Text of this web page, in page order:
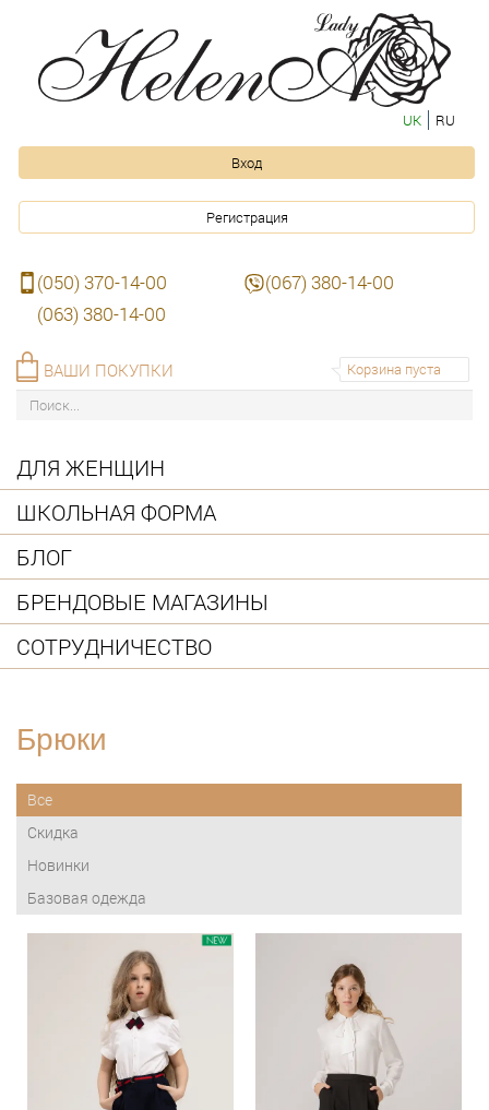
UK RU
Вход
Регистрация
(050) 370-14-00
(067) 380-14-00
(063) 380-14-00
Корзина пуста
ВАШИ ПОКУПКИ
ДЛЯ ЖЕНЩИН
ШКОЛЬНАЯ ФОРМА
БЛОГ
БРЕНДОВЫЕ МАГАЗИНЫ
СОТРУДНИЧЕСТВО
Брюки
Все
Скидка
Новинки
Базовая одежда